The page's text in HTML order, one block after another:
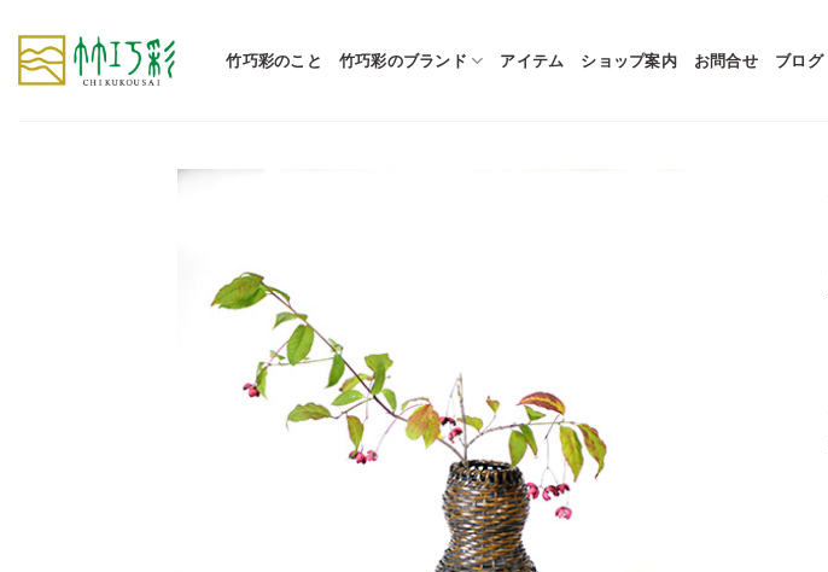
content
竹巧彩のこと 竹巧彩のブランド アイテム ショップ案内 お問合せ ブログ